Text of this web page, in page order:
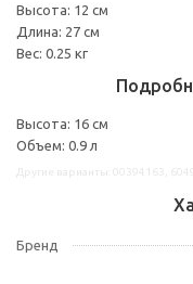
Высота: 12 см
Длина: 27 см
Вес: 0.25 кг
Высота: 16 см
Объем: 0.9 л
Бренд